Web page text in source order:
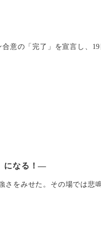
の「完了」を宣言し、19
になる！―
をみせた。その場では悲